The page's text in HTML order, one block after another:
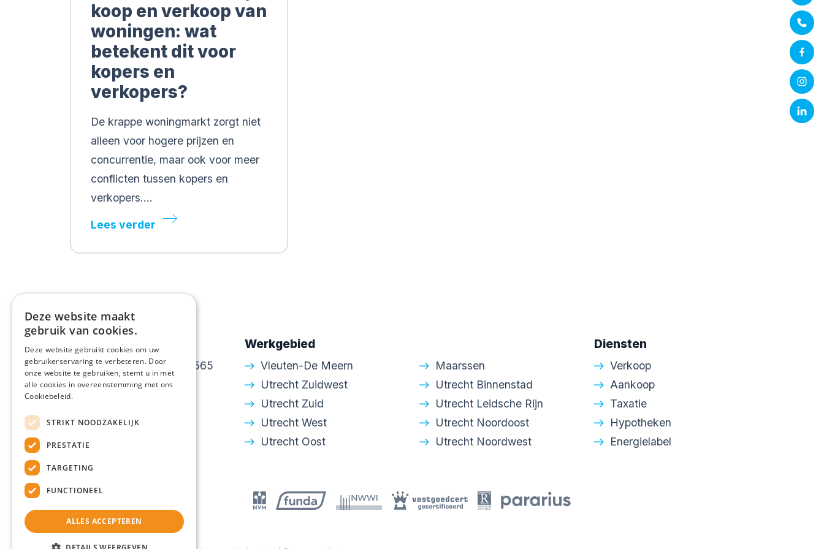
koop en verkoop van
woningen: wat
betekent dit voor
kopers en
verkopers?
De krappe woningmarkt zorgt niet
alleen voor hogere prijzen en
concurrentie, maar ook voor meer
conflicten tussen kopers en
verkopers….
Lees verder
Contactgegevens
Amsterdamsestraatweg 565
3553 EH Utrecht
info@walton.nl
KvK: 30250306
Werkgebied
Vleuten-De Meern
Utrecht Zuidwest
Utrecht Zuid
Utrecht West
Utrecht Oost
Maarssen
Utrecht Binnenstad
Utrecht Leidsche Rijn
Utrecht Noordoost
Utrecht Noordwest
Diensten
Verkoop
Aankoop
Taxatie
Hypotheken
Energielabel
Deze website maakt
gebruik van cookies.
Deze website gebruikt cookies om uw
gebruikerservaring te verbeteren. Door
onze website te gebruiken, stemt u in met
alle cookies in overeenstemming met ons
Cookiebeleid.
STRIKT NOODZAKELIJK
PRESTATIE
TARGETING
FUNCTIONEEL
ALLES ACCEPTEREN